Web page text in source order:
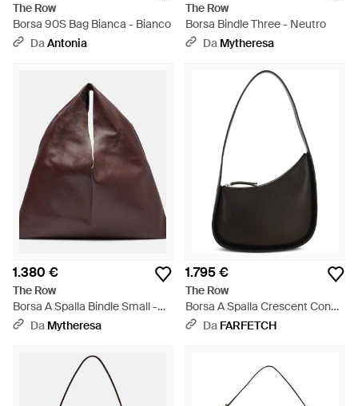
The Row
Borsa 90S Bag Bianca - Bianco
DaAntonia
The Row
Borsa Bindle Three - Neutro
Da Mytheresa
1.380 €
The Row
Borsa A Spalla Bindle Small -
Marrone
Da Mytheresa
1.795 €
The Row
Borsa A Spalla Crescent Con
Zip - Nero
Da FARFETCH